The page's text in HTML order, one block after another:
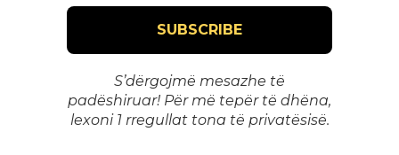
S’dërgojmë mesazhe të
padëshiruar! Për më tepër të dhëna,
lexoni 1 rregullat tona të privatësisë.